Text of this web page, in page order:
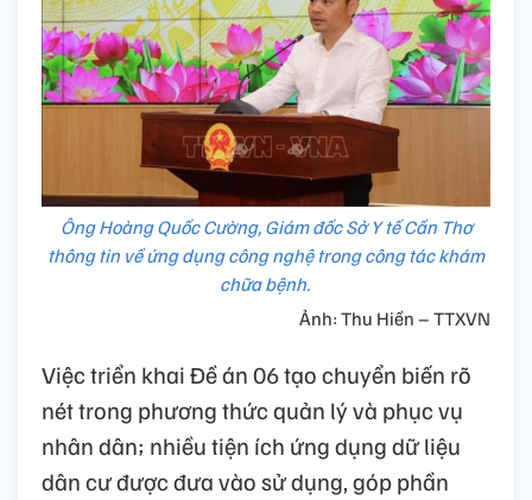
Ông Hoàng Quốc Cường, Giám đốc Sở Y tế Cần Thơ
thông tin về ứng dụng công nghệ trong công tác khám
chữa bệnh.
Ảnh: Thu Hiền – TTXVN
Việc triển khai Đề án 06 tạo chuyển biến rõ
nét trong phương thức quản lý và phục vụ
nhân dân; nhiều tiện ích ứng dụng dữ liệu
dân cư được đưa vào sử dụng, góp phần